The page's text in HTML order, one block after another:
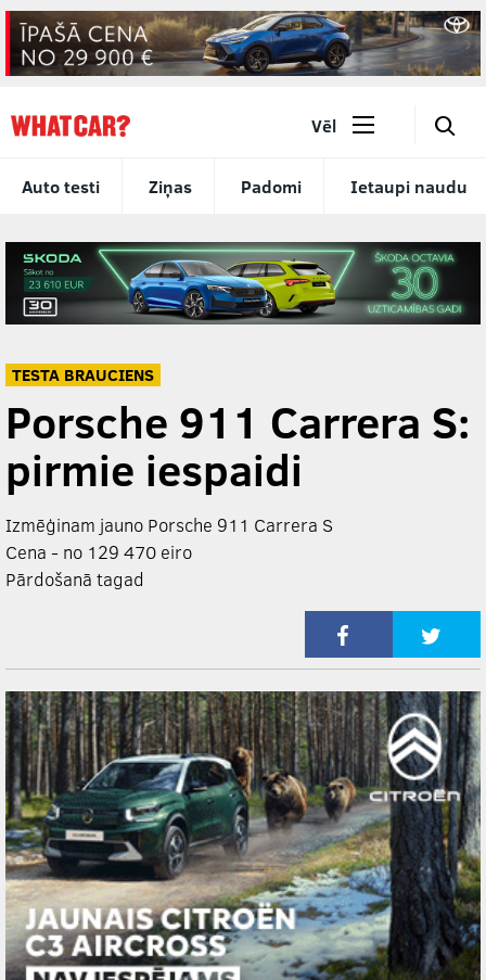
Auto testi Ziņas Padomi Ietaupi naudu
Vēl 🔎
TESTA BRAUCIENS
Porsche 911 Carrera S:
pirmie iespaidi
Izmēģinam jauno Porsche 911 Carrera S
Cena - no 129 470 eiro
Pārdošanā tagad